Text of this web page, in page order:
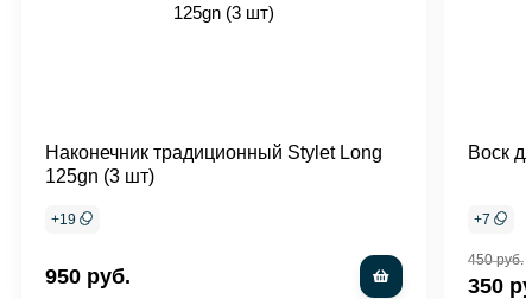
Наконечник традиционный Stylet Long
125gn (3 шт)
+19
950 руб.
Воск
+7
450 руб.
350